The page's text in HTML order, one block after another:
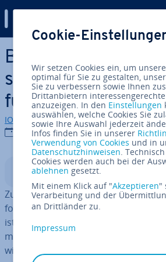
Zum Haupt­in­halt springen
Bei Thun­der­bird
sen­heits­no­tiz
funk­tio­niert’s
IONOS Redaktion
19.03.2026
Auf Auf
In­halts­ver­zeich­nis
Zur guten E-Mail-Kom­mu­ni­ka­ti­on
for­mie­ren, wenn man
ist. Wie Sie Ihre
mithilfe der ver­füg­ba­ren Vorlagen
wir Ihnen schritt­wei­se in diesem
Cookie-
Wir setzen Cookies ein, um
optimal für Sie zu gestalten,
Sie zu verbessern sowie Ihnen
Drittanbietern
anzuzeigen. In den Einstellungen
auswählen, welche Cookies Sie
sowie Ihre Auswahl jederzeit
Infos finden Sie in unserer
Verwendung von Cookies und in
Datenschutzhinweisen.
Cookies werden auch bei der
ablehnen gesetzt.
Mit einem Klick auf "Akzeptieren"
Verarbeitung und der
an Drittländer zu.
Impressum